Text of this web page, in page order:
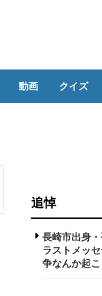
動画 クイズ
追悼
長崎市出身
ラストメッ
争なんか起こ